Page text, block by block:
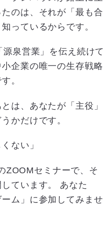
のは、それが「最も合
っているからです。
泉営業」を伝え続けて
企業の唯一の生存戦略
。
は、あなたが「主役」
かだけです。
ない」
ZOOMセミナーで、そ
ています。 あなた
ム」に参加してみませ